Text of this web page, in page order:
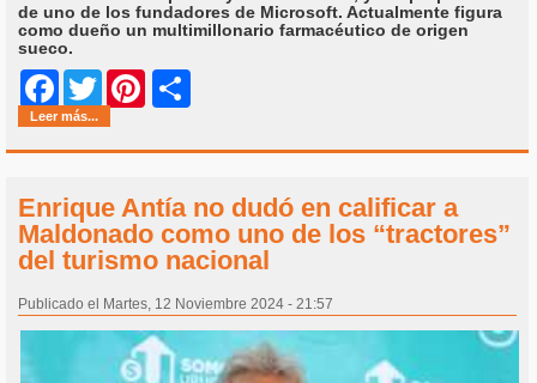
de uno de los fundadores de Microsoft. Actualmente figura
como dueño un multimillonario farmacéutico de origen
sueco.
Facebook
Twitter Pinterest
Leer más...
Enrique Antía no dudó en calificar a
Maldonado como uno de los “tractores”
del turismo nacional
Publicado el Martes, 12 Noviembre 2024 - 21:57